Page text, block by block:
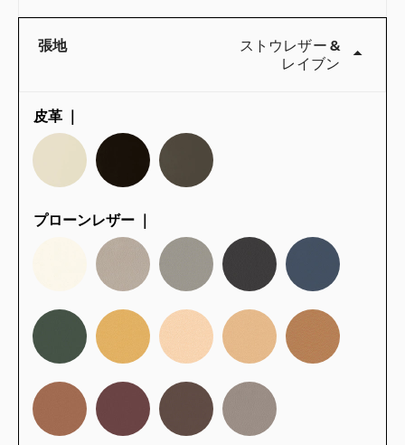
張地 ストウレザー&
レイブン
皮革 ｜
プローンレザー ｜